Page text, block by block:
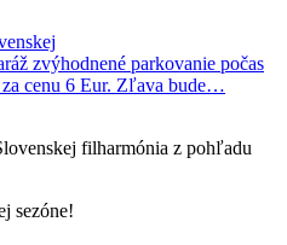
zvýhodnené parkovanie počas
cenu 6 Eur. Zľava bude…
sezóne!